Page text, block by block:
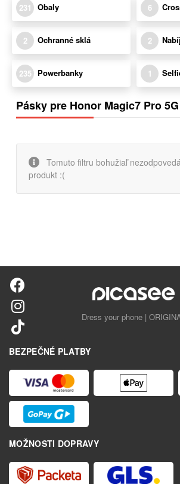
231 Obaly 6
2 Ochranné sklá 2
235 Powerbanky 1
Pásky pre Honor Magic7 Pro 5G
Tomuto filtru bohužiaľ
produkt :(
Dress your phone |
BEZPEČNÉ PLATBY
MOŽNOSTI DOPRAVY